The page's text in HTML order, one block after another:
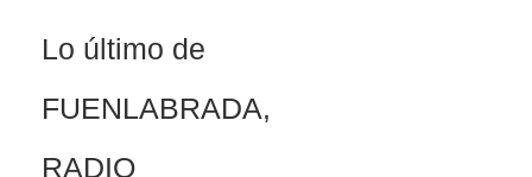
Lo último de
FUENLABRADA,
RADIO